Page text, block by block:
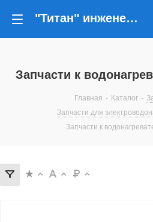
"Титан" инженерные решения
Запчасти к
Главная - Каталог -
Запчасти для
Запчасти к